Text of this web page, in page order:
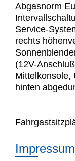
Abgasnorm
Service-
rechts
(12V-
Mittelkonsole,
hinten